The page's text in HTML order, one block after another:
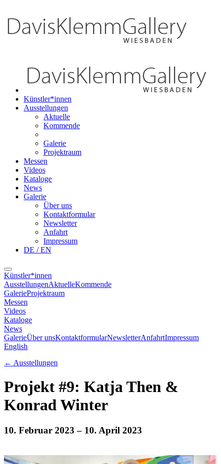
Künstler*innen
Ausstellungen
Aktuelle
Kommende
Galerie
Projektraum
Messen
Videos
Kataloge
News
Galerie
Über uns
Kontaktformular
Newsletter
Anfahrt
Impressum
DE / EN
Künstler*innen
AusstellungenAktuelleKommende
GalerieProjektraum
Messen
Videos
Kataloge
News
GalerieÜber unsKontaktformularNewsletterAnfahrtImpressum
English
← Ausstellungen
Projekt #9: Katja Then &
Konrad Winter
10. Februar 2023 – 10. April 2023